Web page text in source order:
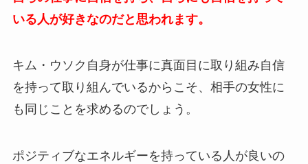
いる人が好きなのだと思われます。
キム・ウソク自身が仕事に真面目に取り組み自信
を持って取り組んでいるからこそ、相手の女性に
も同じことを求めるのでしょう。
ポジティブなエネルギーを持っている人が良いの